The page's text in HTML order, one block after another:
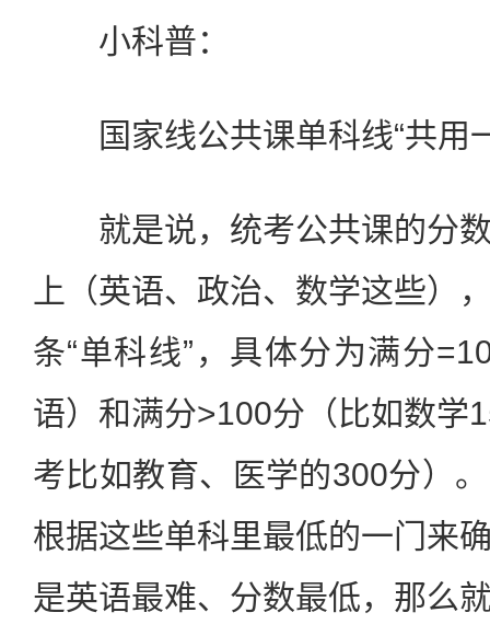
小科普：
国家线公共课单科线“共用
就是说，统考公共课的分数
上（英语、政治、数学这些）
条“单科线”，具体分为满分
语）和满分>100分（比如数学
考比如教育、医学的300分）
根据这些单科里最低的一门来
是英语最难、分数最低，那么